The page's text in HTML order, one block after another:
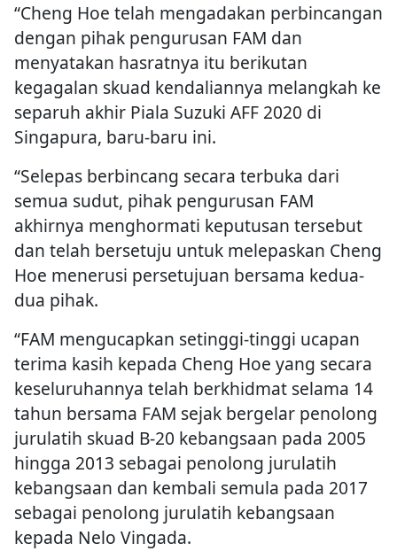
“Cheng Hoe telah mengadakan perbincangan
dengan pihak pengurusan FAM dan
menyatakan hasratnya itu berikutan
kegagalan skuad kendaliannya melangkah ke
separuh akhir Piala Suzuki AFF 2020 di
Singapura, baru-baru ini.
“Selepas berbincang secara terbuka dari
semua sudut, pihak pengurusan FAM
akhirnya menghormati keputusan tersebut
dan telah bersetuju untuk melepaskan Cheng
Hoe menerusi persetujuan bersama kedua-
dua pihak.
“FAM mengucapkan setinggi-tinggi ucapan
terima kasih kepada Cheng Hoe yang secara
keseluruhannya telah berkhidmat selama 14
tahun bersama FAM sejak bergelar penolong
jurulatih skuad B-20 kebangsaan pada 2005
hingga 2013 sebagai penolong jurulatih
kebangsaan dan kembali semula pada 2017
sebagai penolong jurulatih kebangsaan
kepada Nelo Vingada.